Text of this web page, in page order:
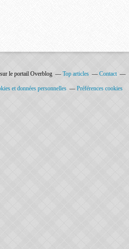
sur le portail Overblog Top articles Contact
et données personnelles Préférences cookies